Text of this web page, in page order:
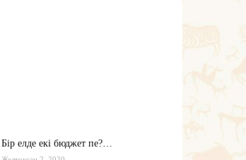
Бір елде екі бюджет пе?…